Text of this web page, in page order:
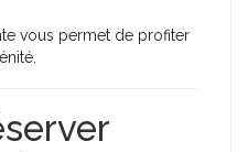
vous permet de profiter